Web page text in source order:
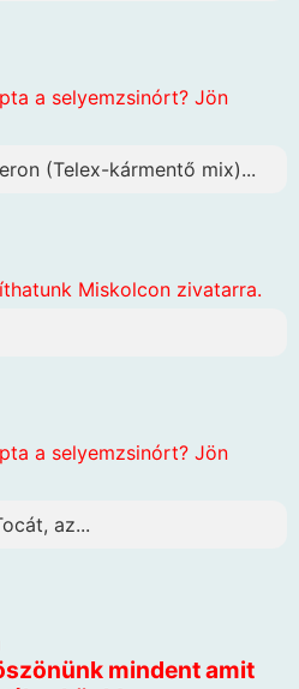
a selyemzsinórt? Jön
(Telex-kármentő mix)...
Miskolcon zivatarra.
a selyemzsinórt? Jön
az...